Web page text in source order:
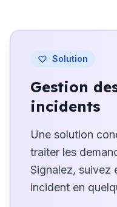
Solution
Gestion
incidents
Une solution
traiter les
Signalez, suivez
incident en